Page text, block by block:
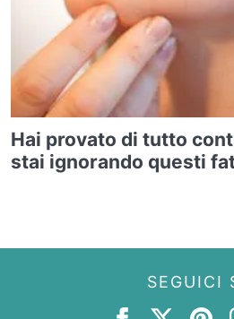
Hai provato di tutto
stai ignorando questi
SEGUICI